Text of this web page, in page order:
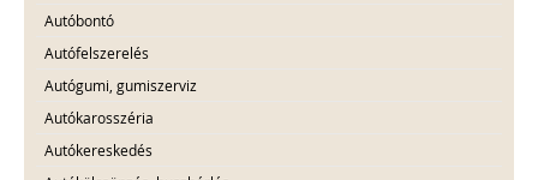
Autóbontó
Autófelszerelés
Autógumi, gumiszerviz
Autókarosszéria
Autókereskedés